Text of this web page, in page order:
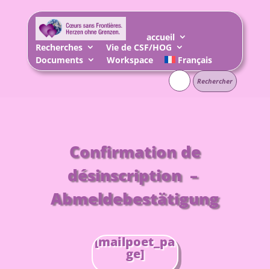
accueil
Recherches
Vie de CSF/HOG
Documents
Workspace
Français
Rechercher :
Confirmation de
désinscription –
Abmeldebestätigung
[mailpoet_pa
ge]